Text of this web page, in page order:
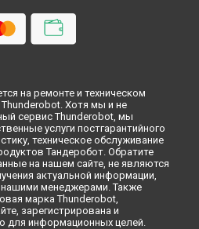
на ремонте и техническом
Хотя мы и не
сервис Thunderobot, мы
услуги постгарантийного
техническое обслуживание
Тандеробот. Обратите
на нашем сайте, не являются
актуальной информации,
менеджерами. Также
марка Thunderobot,
зарегистрирована и
для информационных целей.